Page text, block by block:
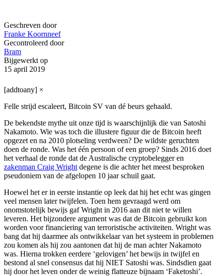
Geschreven door
Franke Koornneef
Gecontroleerd door
Bram
Bijgewerkt op
15 april 2019
[addtoany] ×
Felle strijd escaleert, Bitcoin SV van dé beurs gehaald.
De bekendste mythe uit onze tijd is waarschijnlijk die van Satoshi
Nakamoto. Wie was toch die illustere figuur die de Bitcoin heeft
opgezet en na 2010 plotseling verdween? De wildste geruchten
doen de ronde. Was het één persoon of een groep? Sinds 2016 doet
het verhaal de ronde dat de Australische cryptobelegger en
zakenman Craig Wrightdegene is die achter het meest besproken
pseudoniem van de afgelopen 10 jaar schuil gaat.
Hoewel het er in eerste instantie op leek dat hij het echt was gingen
veel mensen later twijfelen. Toen hem gevraagd werd om
onomstotelijk bewijs gaf Wright in 2016 aan dit niet te willen
leveren. Het bijzondere argument was dat de Bitcoin gebruikt kon
worden voor financiering van terroristische activiteiten. Wright was
bang dat hij daarmee als ontwikkelaar van het systeem in problemen
zou komen als hij zou aantonen dat hij de man achter Nakamoto
was. Hierna trokken eerdere ‘gelovigen’ het bewijs in twijfel en
bestond al snel consensus dat hij NIET Satoshi was. Sindsdien gaat
hij door het leven onder de weinig flatteuze bijnaam ‘Faketoshi’.